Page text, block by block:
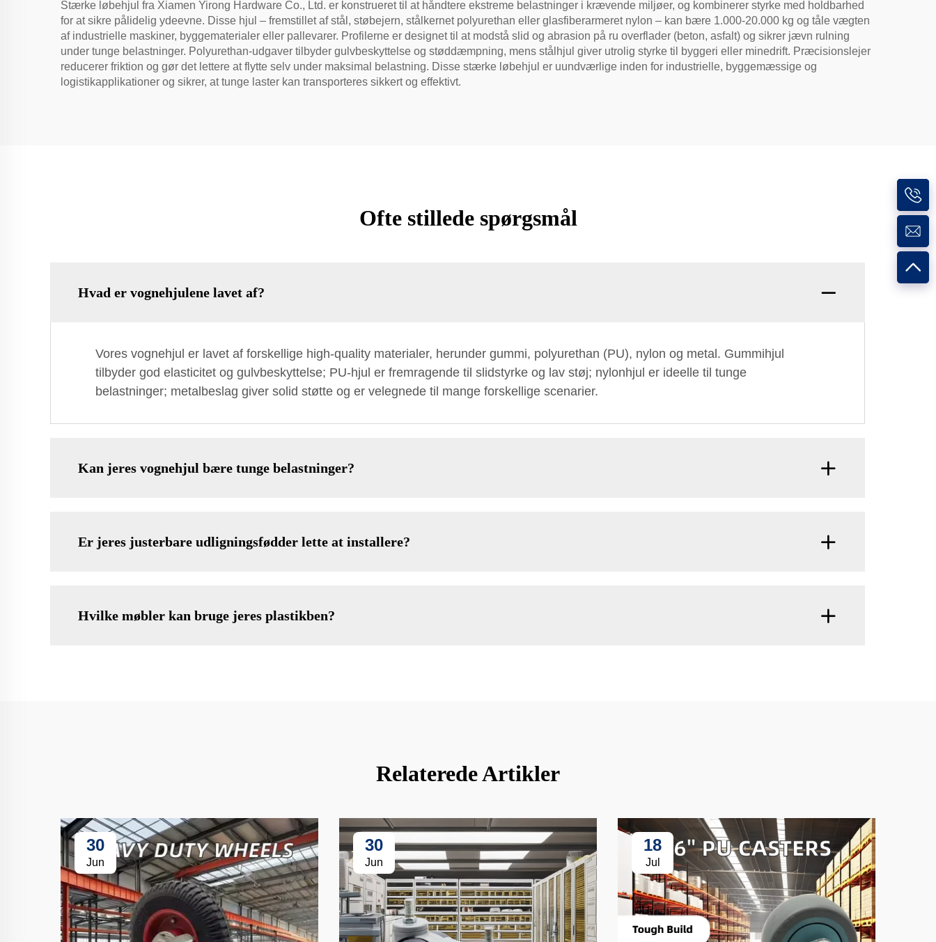
Stærke løbehjul fra Xiamen Yirong Hardware Co., Ltd. er konstrueret til at håndtere ekstreme belastninger i krævende miljøer, og kombinerer styrke med holdbarhed
for at sikre pålidelig ydeevne. Disse hjul – fremstillet af stål, støbejern, stålkernet polyurethan eller glasfiberarmeret nylon – kan bære 1.000-20.000 kg og tåle vægten
af industrielle maskiner, byggematerialer eller pallevarer. Profilerne er designet til at modstå slid og abrasion på ru overflader (beton, asfalt) og sikrer jævn rulning
under tunge belastninger. Polyurethan-udgaver tilbyder gulvbeskyttelse og støddæmpning, mens stålhjul giver utrolig styrke til byggeri eller minedrift. Præcisionslejer
reducerer friktion og gør det lettere at flytte selv under maksimal belastning. Disse stærke løbehjul er uundværlige inden for industrielle, byggemæssige og
logistikapplikationer og sikrer, at tunge laster kan transporteres sikkert og effektivt.
Ofte stillede spørgsmål
Hvad er vognehjulene lavet af?
Vores vognehjul er lavet af forskellige high-quality materialer, herunder gummi, polyurethan (PU), nylon og metal. Gummihjul
tilbyder god elasticitet og gulvbeskyttelse; PU-hjul er fremragende til slidstyrke og lav støj; nylonhjul er ideelle til tunge
belastninger; metalbeslag giver solid støtte og er velegnede til mange forskellige scenarier.
Kan jeres vognehjul bære tunge belastninger?
Er jeres justerbare udligningsfødder lette at installere?
Hvilke møbler kan bruge jeres plastikben?
Relaterede Artikler
30
Jun
30
Jun
18
Jul